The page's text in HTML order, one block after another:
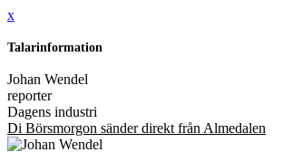
x
Talarinformation
Johan Wendel
reporter
Dagens industri
Di Börsmorgon sänder direkt från Almedalen